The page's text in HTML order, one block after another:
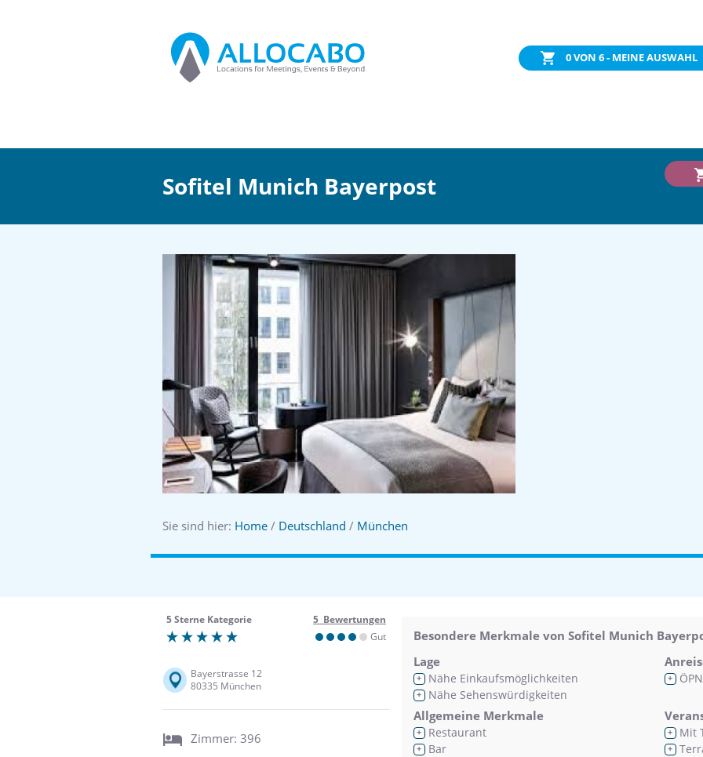
0VON 6 - MEINE AUSWAHL
Sofitel Munich Bayerpost
Sie sind hier: Home / Deutschland / München
5 Sterne Kategorie
5 Bewertungen
Gut
Bayerstrasse 12
80335 München
Zimmer: 396
Besondere Merkmale von Sofitel Munich
Lage
+ Nähe Einkaufsmöglichkeiten
+ Nähe Sehenswürdigkeiten
+
Allgemeine Merkmale
+ Restaurant
+ Bar
+ Mit
+